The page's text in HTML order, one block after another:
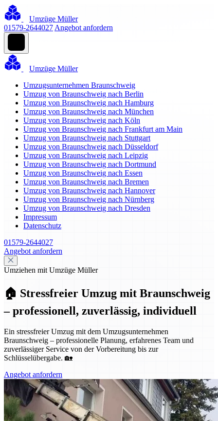
Umzüge Müller
01579-2644027 Angebot anfordern
Umzüge Müller
Umzugsunternehmen Braunschweig
Umzug von Braunschweig nach Berlin
Umzug von Braunschweig nach Hamburg
Umzug von Braunschweig nach München
Umzug von Braunschweig nach Köln
Umzug von Braunschweig nach Frankfurt am Main
Umzug von Braunschweig nach Stuttgart
Umzug von Braunschweig nach Düsseldorf
Umzug von Braunschweig nach Leipzig
Umzug von Braunschweig nach Dortmund
Umzug von Braunschweig nach Essen
Umzug von Braunschweig nach Bremen
Umzug von Braunschweig nach Hannover
Umzug von Braunschweig nach Nürnberg
Umzug von Braunschweig nach Dresden
Impressum
Datenschutz
01579-2644027
Angebot anfordern
Umziehen mit Umzüge Müller
🏠 Stressfreier Umzug mit Braunschweig
– professionell, zuverlässig, individuell
Ein stressfreier Umzug mit dem Umzugsunternehmen
Braunschweig – professionelle Planung, erfahrenes Team und
zuverlässiger Service von der Vorbereitung bis zur
Schlüsselübergabe. 🏡
Angebot anfordern